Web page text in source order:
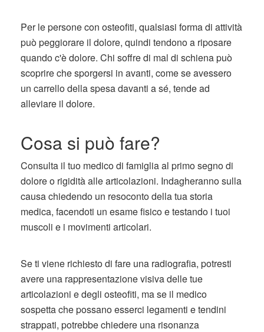
Per le persone con osteofiti, qualsiasi forma di attività
può peggiorare il dolore, quindi tendono a riposare
quando c'è dolore. Chi soffre di mal di schiena può
scoprire che sporgersi in avanti, come se avessero
un carrello della spesa davanti a sé, tende ad
alleviare il dolore.
Cosa si può fare?
Consulta il tuo medico di famiglia al primo segno di
dolore o rigidità alle articolazioni. Indagheranno sulla
causa chiedendo un resoconto della tua storia
medica, facendoti un esame fisico e testando i tuoi
muscoli e i movimenti articolari.
Se ti viene richiesto di fare una radiografia, potresti
avere una rappresentazione visiva delle tue
articolazioni e degli osteofiti, ma se il medico
sospetta che possano esserci legamenti e tendini
strappati, potrebbe chiedere una risonanza